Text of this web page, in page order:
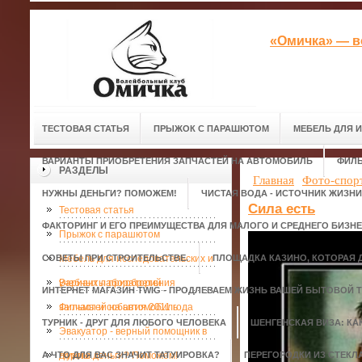
«Омичка» —
ТЕСТОВАЯ СТАТЬЯ ПРЫЖОК С ПАРАШЮТОМ МЕБЕЛЬ ДЛЯ
ВАРИАНТЫ ПРИОБРЕТЕНИЯ ЗАПЧАСТЕЙ НА АВТОМОБИЛЬ
НУЖНЫ ДЕНЬГИ? ПОМОЖЕМ! ЧИСТАЯ ВОДА - ИСТОЧНИК ЖИЗНИ
ФАКТОРИНГ И ЕГО ПРЕИМУЩЕСТВА ДЛЯ МАЛОГО И СРЕДНЕГО
СОВЕТЫ ПРИ СТРОИТЕЛЬСТВЕ. ПЛОЩАДКА КАЗИНО, КОТОРАЯ
ИНТЕРНЕТ МАГАЗИН TWIG - ПРОДЛЕВАЕМ ЖИЗНЬ ВАШЕЙ БЫТОВОЙ
ТУРНИК - ДРУГ ДЛЯ ЛЮБОГО ЧЕЛОВЕКА ШЕНГЕНСКАЯ ВИЗА:
А ЧТО ДЛЯ ВАС ЗНАЧИТ ТАТУИРОВКА? ПЕРЕГОРОДКИ ИЗ
РАЗДЕЛЫ
Тестовая статья
Прыжок с парашютом
Мебель для исследовательских и
учебных лабораторий
Варианты приобретения
запчастей на автомобиль
Фильмы и события 2011 года
Эвакуатор - верный помощник в
дороге.
Нужны деньги? Поможем!
Главная Фото-
Сила есть